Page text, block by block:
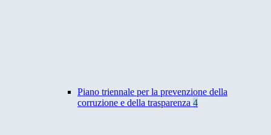
Piano triennale per la prevenzione della
corruzione e della trasparenza 4